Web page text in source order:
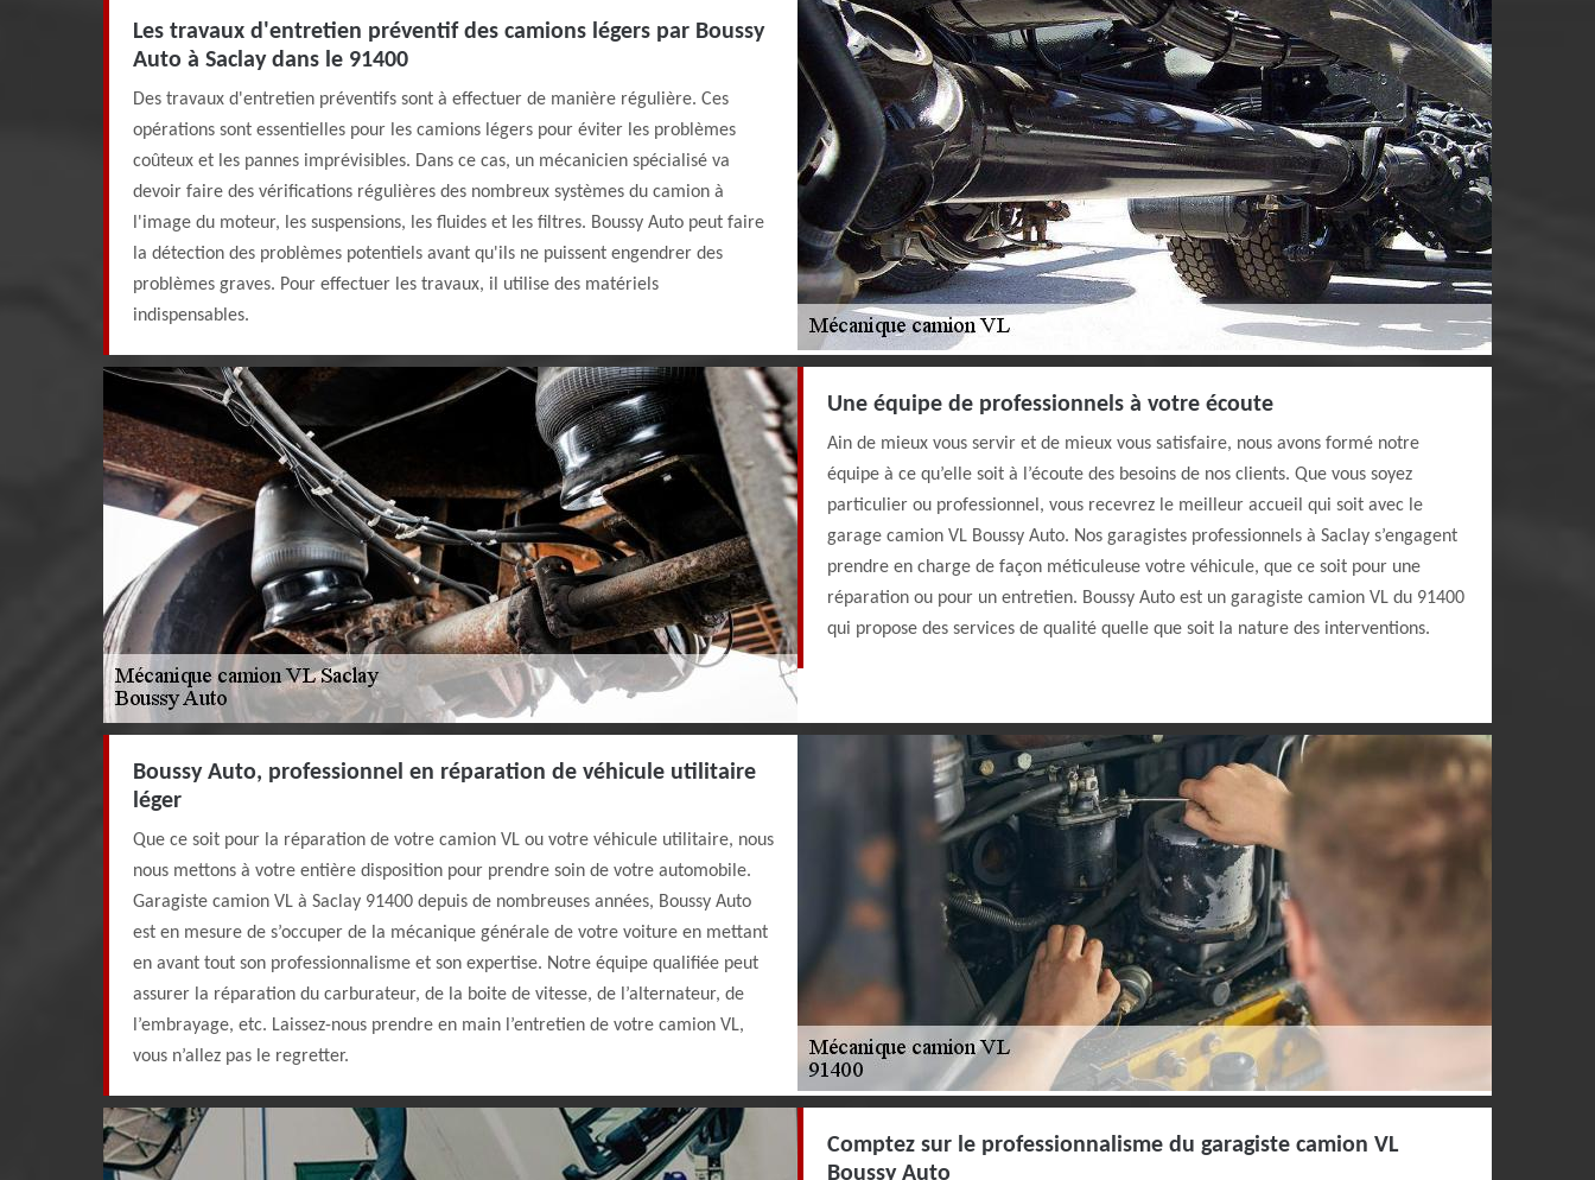
Les travaux d'entretien préventif des camions légers par Boussy
Auto à Saclay dans le 91400
Des travaux d'entretien préventifs sont à effectuer de manière régulière. Ces
opérations sont essentielles pour les camions légers pour éviter les problèmes
coûteux et les pannes imprévisibles. Dans ce cas, un mécanicien spécialisé va
devoir faire des vérifications régulières des nombreux systèmes du camion à
l'image du moteur, les suspensions, les fluides et les filtres. Boussy Auto peut faire
la détection des problèmes potentiels avant qu'ils ne puissent engendrer des
problèmes graves. Pour effectuer les travaux, il utilise des matériels
indispensables.
Une équipe de professionnels à votre écoute
Ain de mieux vous servir et de mieux vous satisfaire, nous avons formé notre
équipe à ce qu’elle soit à l’écoute des besoins de nos clients. Que vous soyez
particulier ou professionnel, vous recevrez le meilleur accueil qui soit avec le
garage camion VL Boussy Auto. Nos garagistes professionnels à Saclay s’engagent
prendre en charge de façon méticuleuse votre véhicule, que ce soit pour une
réparation ou pour un entretien. Boussy Auto est un garagiste camion VL du 91400
qui propose des services de qualité quelle que soit la nature des interventions.
Boussy Auto, professionnel en réparation de véhicule utilitaire
léger
Que ce soit pour la réparation de votre camion VL ou votre véhicule utilitaire, nous
nous mettons à votre entière disposition pour prendre soin de votre automobile.
Garagiste camion VL à Saclay 91400 depuis de nombreuses années, Boussy Auto
est en mesure de s’occuper de la mécanique générale de votre voiture en mettant
en avant tout son professionnalisme et son expertise. Notre équipe qualifiée peut
assurer la réparation du carburateur, de la boite de vitesse, de l’alternateur, de
l’embrayage, etc. Laissez-nous prendre en main l’entretien de votre camion VL,
vous n’allez pas le regretter.
Comptez sur le professionnalisme du garagiste camion VL
Boussy Auto